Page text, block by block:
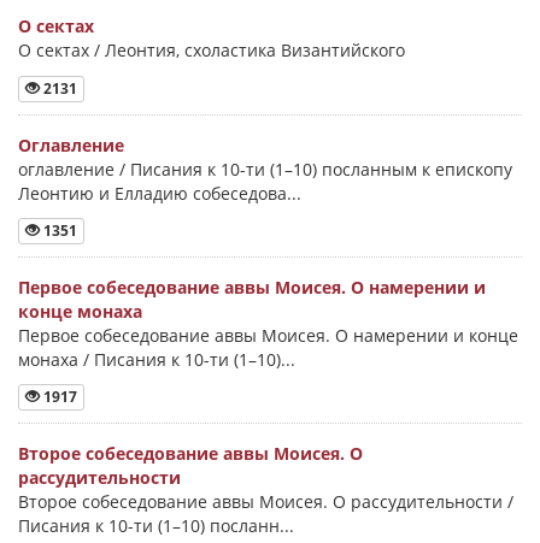
О сектах
О сектах / Леонтия, схоластика Византийского
2131
Оглавление
оглавление / Писания к 10-ти (1–10) посланным к епископу
Леонтию и Елладию собеседова...
1351
Первое собеседование аввы Моисея. О намерении и
конце монаха
Первое собеседование аввы Моисея. О намерении и конце
монаха / Писания к 10-ти (1–10)...
1917
Второе собеседование аввы Моисея. О
рассудительности
Второе собеседование аввы Моисея. О рассудительности /
Писания к 10-ти (1–10) посланн...